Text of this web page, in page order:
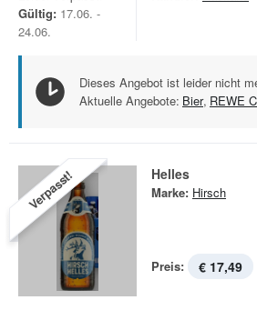
Gültig: 17.06. -
24.06.
Dieses Angebot ist leider nicht
Aktuelle Angebote: Bier, REWE
Verpasst! Helles
Marke: Hirsch
Preis: € 17,49